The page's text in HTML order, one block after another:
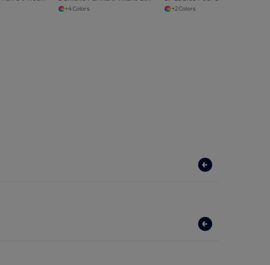
+4 Colors +2 Colors